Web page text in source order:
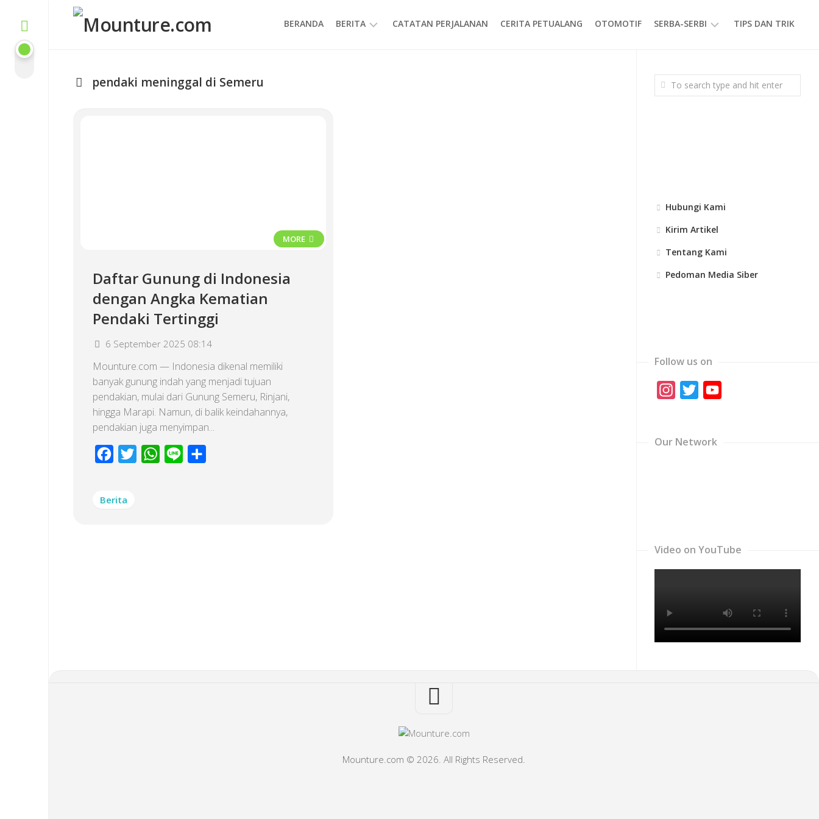
content
BERANDA BERITA CATATAN PERJALANAN CERITA PETUALANG OTOMOTIF SERBA-SERBI
GAYA
HIDUP
TIPS DAN TRIK
pendaki meninggal di Semeru
MORE
Daftar Gunung di Indonesia
dengan Angka Kematian
Pendaki Tertinggi
6 September 2025 08:14
Mounture.com — Indonesia dikenal memiliki
banyak gunung indah yang menjadi tujuan
pendakian, mulai dari Gunung Semeru, Rinjani,
hingga Marapi. Namun, di balik keindahannya,
pendakian juga menyimpan...
Facebook
Twitter WhatsApp
Line
Berita
Hubungi Kami
Kirim Artikel
Tentang Kami
Pedoman Media Siber
Follow us on
Instagram
Twitter
Our Network
Video on YouTube
Mounture.com © 2026. All Rights Reserved.